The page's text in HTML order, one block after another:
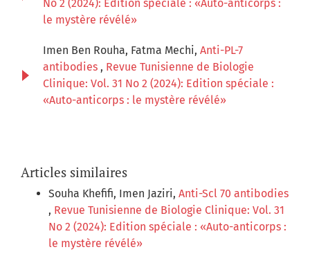
No 2 (2024): Edition spéciale : «Auto-anticorps :
le mystère révélé»
Imen Ben Rouha, Fatma Mechi, Anti-PL-7
antibodies , Revue Tunisienne de Biologie
Clinique: Vol. 31 No 2 (2024): Edition spéciale :
«Auto-anticorps : le mystère révélé»
Articles similaires
Souha Khefifi, Imen Jaziri, Anti-Scl 70 antibodies
, Revue Tunisienne de Biologie Clinique: Vol. 31
No 2 (2024): Edition spéciale : «Auto-anticorps :
le mystère révélé»